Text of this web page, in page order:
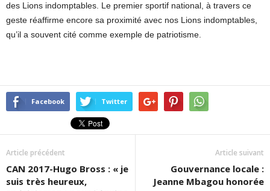
des Lions indomptables. Le premier sportif national, à travers ce
geste réaffirme encore sa proximité avec nos Lions indomptables,
qu’il a souvent cité comme exemple de patriotisme.
Facebook Twitter
Article précédent
CAN 2017-Hugo Bross : « je
suis très heureux,
Article suivant
Gouvernance locale :
Jeanne Mbagou honorée